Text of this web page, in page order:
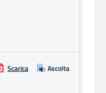
Scarica Ascolta